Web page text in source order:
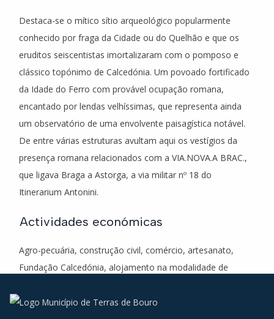
Destaca-se o mítico sítio arqueológico popularmente
conhecido por fraga da Cidade ou do Quelhão e que os
eruditos seiscentistas imortalizaram com o pomposo e
clássico topónimo de Calcedónia. Um povoado fortificado
da Idade do Ferro com provável ocupação romana,
encantado por lendas velhíssimas, que representa ainda
um observatório de uma envolvente paisagística notável.
De entre várias estruturas avultam aqui os vestígios da
presença romana relacionados com a VIA.NOVA.A BRAC.,
que ligava Braga a Astorga, a via militar nº 18 do
Itinerarium Antonini.
Actividades económicas
Agro-pecuária, construção civil, comércio, artesanato,
Fundação Calcedónia, alojamento na modalidade de